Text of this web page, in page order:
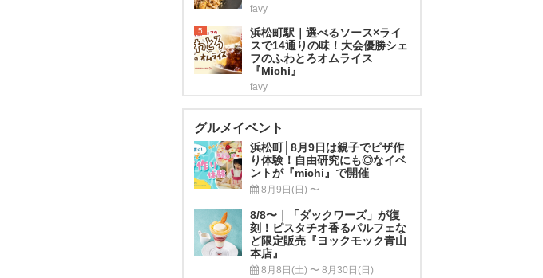
favy
5
浜松町駅｜選べるソース×ライ
スで14通りの味！大会優勝シェ
フのふわとろオムライス
『Michi』
favy
グルメイベント
浜松町│8月9日は親子でピザ作
り体験！自由研究にも◎なイベ
ントが『michi』で開催
8月9日(日) 〜
8/8〜｜「ダックワーズ」が復
刻！ピスタチオ香るパルフェな
ど限定販売『ヨックモック青山
本店』
8月8日(土) 〜 8月30日(日)